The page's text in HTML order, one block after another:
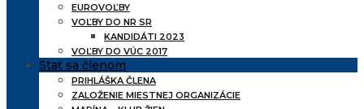
EUROVOĽBY
VOĽBY DO NR SR
KANDIDÁTI 2023
VOĽBY DO VÚC 2017
Stať sa členom
PRIHLÁŠKA ČLENA
ZALOŽENIE MIESTNEJ ORGANIZÁCIE